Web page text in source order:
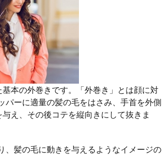
本の外巻きです。「外巻き」とは顔に対
パーに適量の髪の毛をはさみ、手首を外側
え、その後コテを縦向きにして抜きま
、髪の毛に動きを与えるようなイメージの